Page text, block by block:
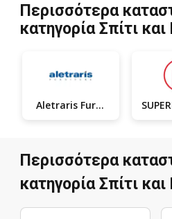
Περισσότερα
κατηγορία Σπίτι
Aletraris Furniture
Περισσότερα
κατηγορία Σπίτι